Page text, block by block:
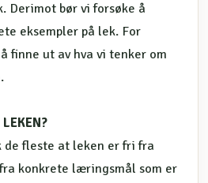
Derimot bør vi forsøke å
eksempler på lek. For
finne ut av hva vi tenker om
LEKEN?
de fleste at leken er fri fra
konkrete læringsmål som er